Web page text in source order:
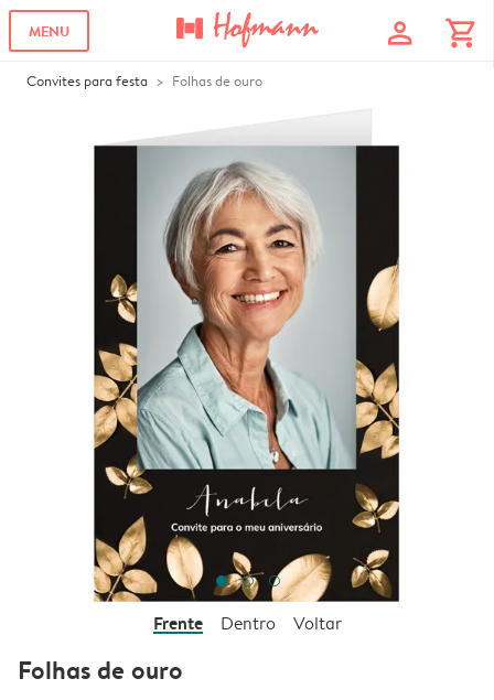
MENU profile shopping_cart
Convites para festa Folhas de ouro
Frente Dentro Voltar
Folhas de ouro